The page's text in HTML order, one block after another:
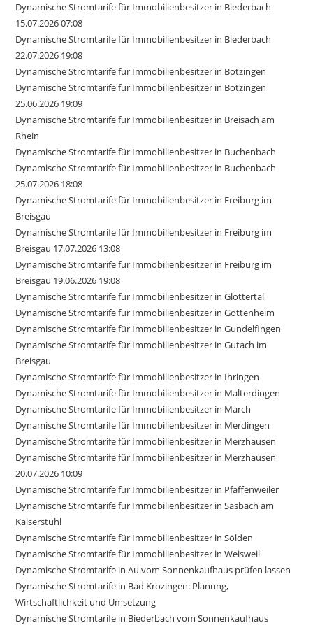
Dynamische Stromtarife für Immobilienbesitzer in Biederbach
15.07.2026 07:08
Dynamische Stromtarife für Immobilienbesitzer in Biederbach
22.07.2026 19:08
Dynamische Stromtarife für Immobilienbesitzer in Bötzingen
Dynamische Stromtarife für Immobilienbesitzer in Bötzingen
25.06.2026 19:09
Dynamische Stromtarife für Immobilienbesitzer in Breisach am
Rhein
Dynamische Stromtarife für Immobilienbesitzer in Buchenbach
Dynamische Stromtarife für Immobilienbesitzer in Buchenbach
25.07.2026 18:08
Dynamische Stromtarife für Immobilienbesitzer in Freiburg im
Breisgau
Dynamische Stromtarife für Immobilienbesitzer in Freiburg im
Breisgau 17.07.2026 13:08
Dynamische Stromtarife für Immobilienbesitzer in Freiburg im
Breisgau 19.06.2026 19:08
Dynamische Stromtarife für Immobilienbesitzer in Glottertal
Dynamische Stromtarife für Immobilienbesitzer in Gottenheim
Dynamische Stromtarife für Immobilienbesitzer in Gundelfingen
Dynamische Stromtarife für Immobilienbesitzer in Gutach im
Breisgau
Dynamische Stromtarife für Immobilienbesitzer in Ihringen
Dynamische Stromtarife für Immobilienbesitzer in Malterdingen
Dynamische Stromtarife für Immobilienbesitzer in March
Dynamische Stromtarife für Immobilienbesitzer in Merdingen
Dynamische Stromtarife für Immobilienbesitzer in Merzhausen
Dynamische Stromtarife für Immobilienbesitzer in Merzhausen
20.07.2026 10:09
Dynamische Stromtarife für Immobilienbesitzer in Pfaffenweiler
Dynamische Stromtarife für Immobilienbesitzer in Sasbach am
Kaiserstuhl
Dynamische Stromtarife für Immobilienbesitzer in Sölden
Dynamische Stromtarife für Immobilienbesitzer in Weisweil
Dynamische Stromtarife in Au vom Sonnenkaufhaus prüfen lassen
Dynamische Stromtarife in Bad Krozingen: Planung,
Wirtschaftlichkeit und Umsetzung
Dynamische Stromtarife in Biederbach vom Sonnenkaufhaus